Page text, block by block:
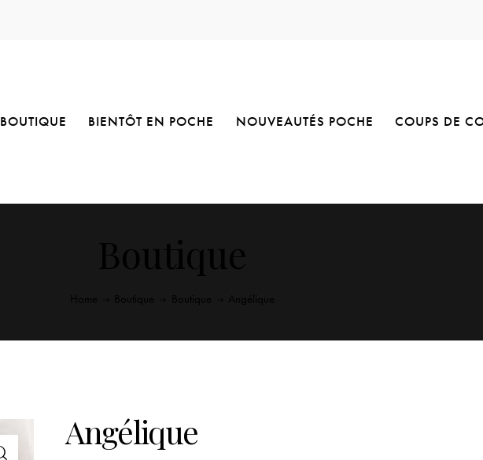
BOUTIQUE BIENTÔT EN POCHE NOUVEAUTÉS POCHE COUPS DE
Angélique